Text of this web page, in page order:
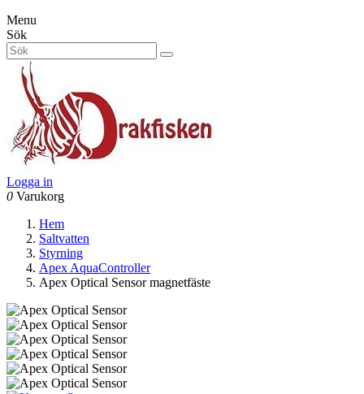
Menu
Sök
Logga in
0 Varukorg
Hem
Saltvatten
Styrning
Apex AquaController
Apex Optical Sensor magnetfäste